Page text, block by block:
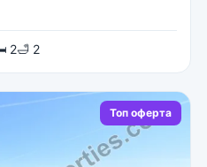
2🛁 2
Топ оферта